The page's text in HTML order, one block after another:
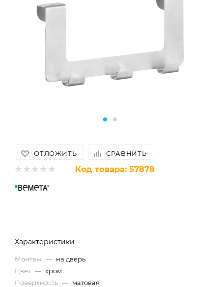
ОТЛОЖИТЬ СРАВНИТЬ
Код товара: 57878
Характеристики
Монтаж — на дверь
Цвет — хром
Поверхность — матовая